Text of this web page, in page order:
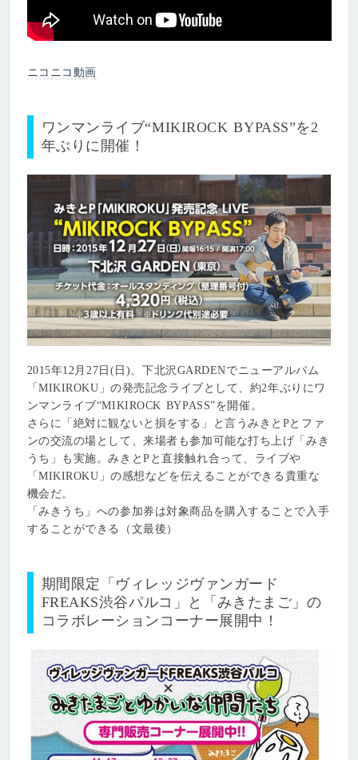
ニコニコ動画
ワンマンライブ“MIKIROCK BYPASS”を2
年ぶりに開催！
2015年12月27日(日)、下北沢GARDENでニューアルバム
「MIKIROKU」の発売記念ライブとして、約2年ぶりにワ
ンマンライブ“MIKIROCK BYPASS”を開催。
さらに「絶対に観ないと損をする」と言うみきとPとファ
ンの交流の場として、来場者も参加可能な打ち上げ「みき
うち」も実施。みきとPと直接触れ合って、ライブや
「MIKIROKU」の感想などを伝えることができる貴重な
機会だ。
「みきうち」への参加券は対象商品を購入することで入手
することができる（文最後）
期間限定「ヴィレッジヴァンガード
FREAKS渋谷パルコ」と「みきたまご」の
コラボレーションコーナー展開中！